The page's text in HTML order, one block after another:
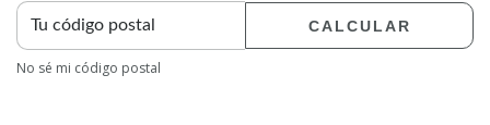
CALCULAR
No sé mi código postal